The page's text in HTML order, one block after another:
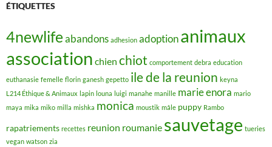
ÉTIQUETTES
4newlifeabandons adhesion adoptionanimaux
association chien chiot comportement debra education
euthanasie femelle florin ganesh gepetto ile de la reunion keyna
L214 Éthique & Animaux lapin louna luigi manahe manille marie enora mario
maya mika miko milla mishka monica moustik mâle puppy Rambo
rapatriements recettes reunion roumanie sauvetage tueries
vegan watson zia